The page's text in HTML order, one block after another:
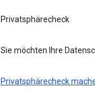
Privatsphärecheck
Sie möchten Ihre
Privatsphärecheck